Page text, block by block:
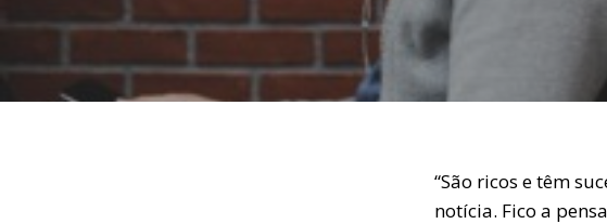
“São ricos e têm
notícia. Fico a